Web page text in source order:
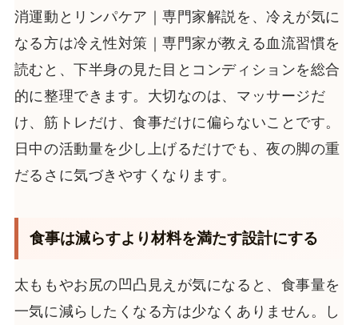
消運動とリンパケア｜専門家解説を、冷えが気に
なる方は冷え性対策｜専門家が教える血流習慣を
読むと、下半身の見た目とコンディションを総合
的に整理できます。大切なのは、マッサージだ
け、筋トレだけ、食事だけに偏らないことです。
日中の活動量を少し上げるだけでも、夜の脚の重
だるさに気づきやすくなります。
食事は減らすより材料を満たす設計にする
太ももやお尻の凹凸見えが気になると、食事量を
一気に減らしたくなる方は少なくありません。し